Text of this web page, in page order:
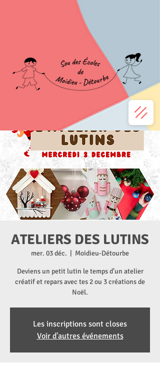
ATELIERS DES LUTINS
mer. 03 déc. Moidieu-Détourbe
Deviens un petit lutin le temps d’un atelier
créatif et repars avec tes 2 ou 3 créations de
Noël.
Les inscriptions sont closes
Voir d'autres événements